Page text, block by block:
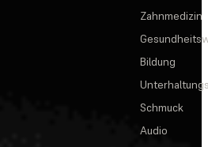
Zahnmedizin
Bildung
Schmuck
Audio